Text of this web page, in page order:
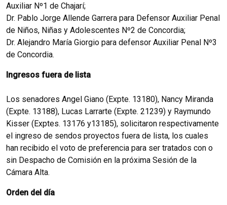
Auxiliar Nº1 de Chajarí;
Dr. Pablo Jorge Allende Garrera para Defensor Auxiliar Penal
de Niños, Niñas y Adolescentes Nº2 de Concordia;
Dr. Alejandro María Giorgio para defensor Auxiliar Penal Nº3
de Concordia.
Ingresos fuera de lista
Los senadores Angel Giano (Expte. 13180), Nancy Miranda
(Expte. 13188), Lucas Larrarte (Expte. 21239) y Raymundo
Kisser (Exptes. 13176 y13185), solicitaron respectivamente
el ingreso de sendos proyectos fuera de lista, los cuales
han recibido el voto de preferencia para ser tratados con o
sin Despacho de Comisión en la próxima Sesión de la
Cámara Alta.
Orden del día